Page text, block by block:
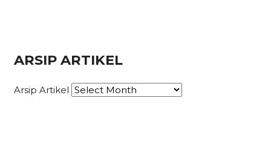
ARSIP ARTIKEL
Arsip Artikel